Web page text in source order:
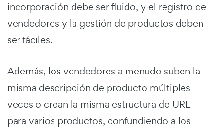
incorporación debe ser fluido, y el registro de
vendedores y la gestión de productos deben
ser fáciles.
Además, los vendedores a menudo suben la
misma descripción de producto múltiples
veces o crean la misma estructura de URL
para varios productos, confundiendo a los